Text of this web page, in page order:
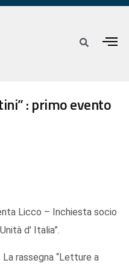
: primo evento
Licco – Inchiesta socio
d' Italia”.
rassegna “Letture a